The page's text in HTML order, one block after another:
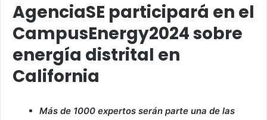
AgenciaSE participará en el
CampusEnergy2024 sobre
energía distrital en
California
Más de 1000 expertos serán parte una de las